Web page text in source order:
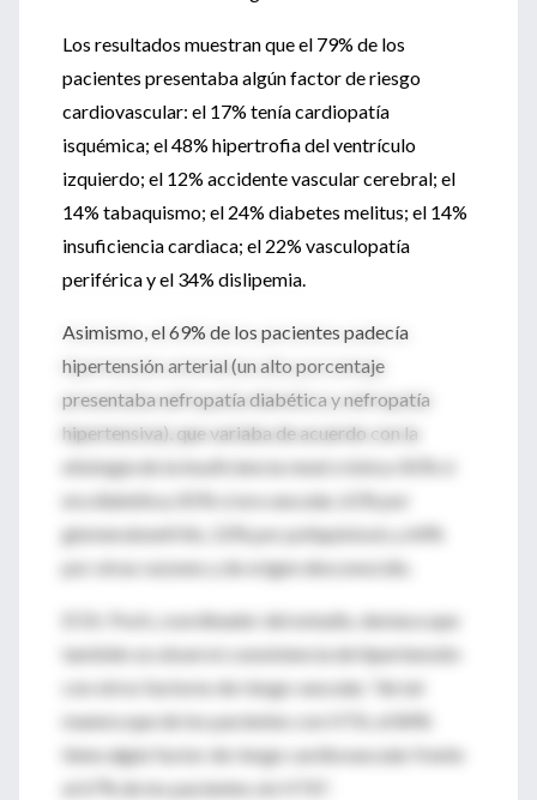
Los resultados muestran que el 79% de los
pacientes presentaba algún factor de riesgo
cardiovascular: el 17% tenía cardiopatía
isquémica; el 48% hipertrofia del ventrículo
izquierdo; el 12% accidente vascular cerebral; el
14% tabaquismo; el 24% diabetes melitus; el 14%
insuficiencia cardiaca; el 22% vasculopatía
periférica y el 34% dislipemia.
Asimismo, el 69% de los pacientes padecía
hipertensión arterial (un alto porcentaje
presentaba nefropatía diabética y nefropatía
hipertensiva), que variaba de acuerdo con la
etiología de la insuficiencia renal crónica: 81% si
era diabética; 81% si era vascular, 61% por
glomerulonefritis, 52% por poliquistosis y 64%
por otras razones y de origen desconocido.
El Dr. Poch, coordinador del estudio, destaca que
también se observó coexistencia de hipertensión
con otros factores de riesgo vascular, "de tal
manera que de los pacientes con HTA, el 84%
tiene algún factor de riesgo cardiovascular frente
al 67% de los pacientes sin HTA".